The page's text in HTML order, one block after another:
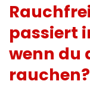
passiert
wenn du
rauchen?